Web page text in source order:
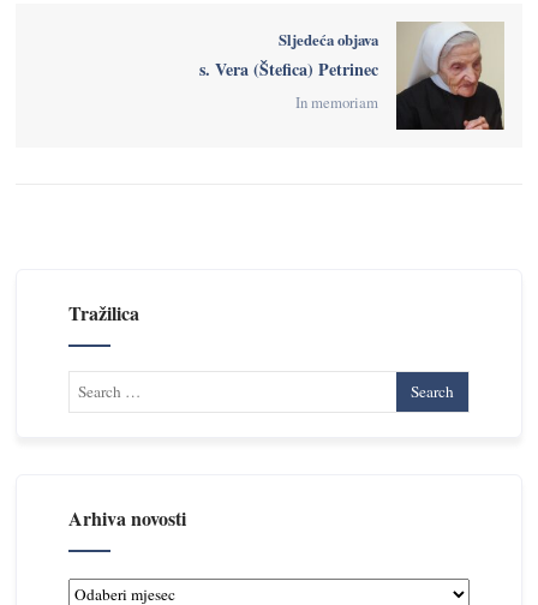
Sljedeća objava
s. Vera (Štefica) Petrinec
In memoriam
Tražilica
Arhiva novosti
Arhiva